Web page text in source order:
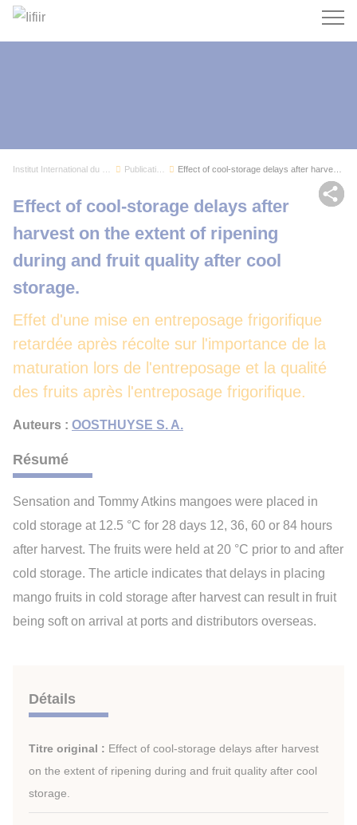
Publications
Effect of cool-storage delays after harvest on ...
Effet d'une mise en entreposage frigorifique
retardée après récolte sur l'importance de la
maturation lors de l'entreposage et la qualité
des fruits après l'entreposage frigorifique.
Effect of cool-storage delays after
harvest on the extent of ripening
during and fruit quality after cool
storage.
Auteurs : OOSTHUYSE S. A.
Résumé
Sensation and Tommy Atkins mangoes were placed in
cold storage at 12.5 °C for 28 days 12, 36, 60 or 84 hours
after harvest. The fruits were held at 20 °C prior to and after
cold storage. The article indicates that delays in placing
mango fruits in cold storage after harvest can result in fruit
being soft on arrival at ports and distributors overseas.
Détails
Titre original : Effect of cool-storage delays after harvest
on the extent of ripening during and fruit quality after cool
storage.